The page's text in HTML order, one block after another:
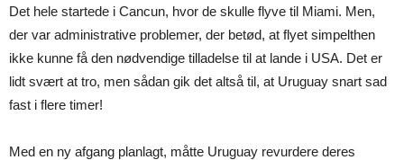
Det hele startede i Cancun, hvor de skulle flyve til Miami. Men,
der var administrative problemer, der betød, at flyet simpelthen
ikke kunne få den nødvendige tilladelse til at lande i USA. Det er
lidt svært at tro, men sådan gik det altså til, at Uruguay snart sad
fast i flere timer!
Med en ny afgang planlagt, måtte Uruguay revurdere deres